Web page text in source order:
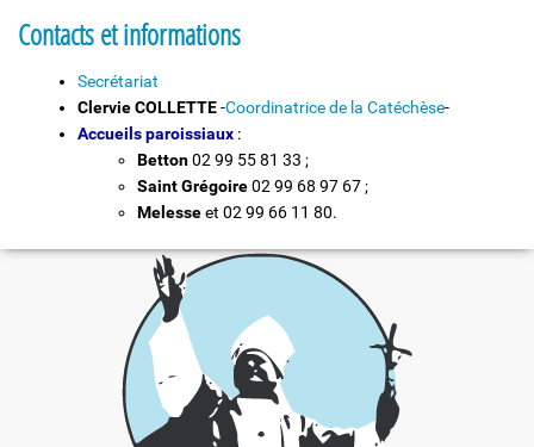
Contacts et informations
Secrétariat
Clervie COLLETTE-Coordinatrice de la Catéchèse-
Accueils paroissiaux :
Betton02 99 55 81 33 ;
Saint Grégoire02 99 68 97 67 ;
Melesseet 02 99 66 11 80.